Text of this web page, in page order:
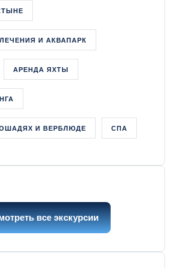
И АКВАПАРК
АРЕНДА ЯХТЫ
И ВЕРБЛЮДЕ СПА
все экскурсии